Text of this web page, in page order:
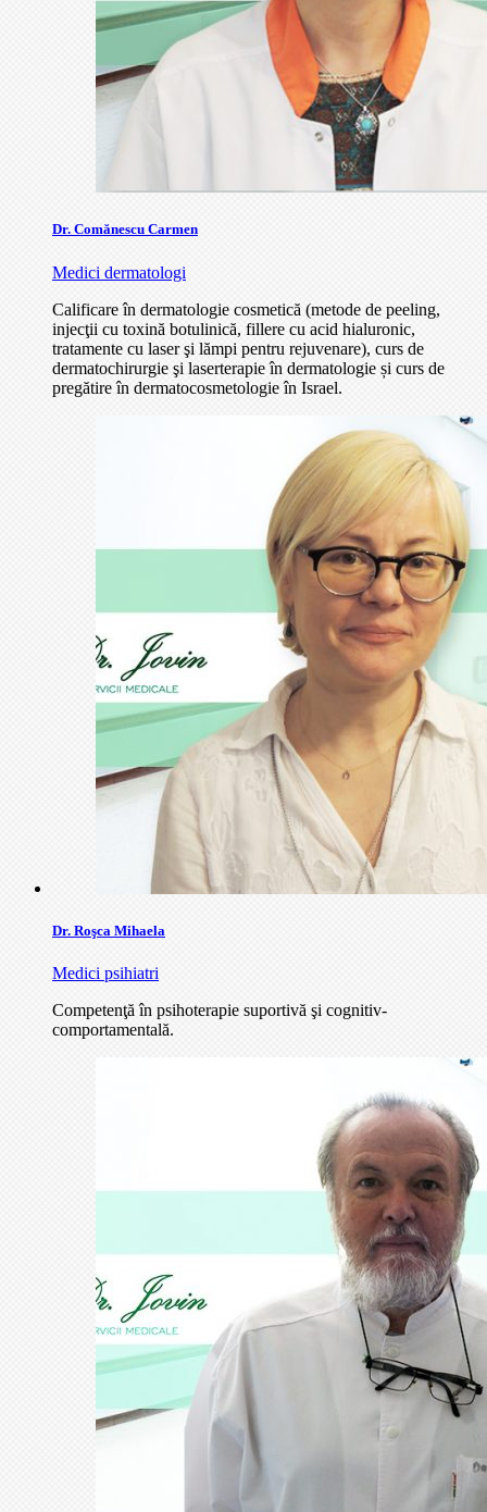
Dr. Comănescu Carmen
Medici dermatologi
Calificare în dermatologie cosmetică (metode de peeling,
injecţii cu toxină botulinică, fillere cu acid hialuronic,
tratamente cu laser şi lămpi pentru rejuvenare), curs de
dermatochirurgie şi laserterapie în dermatologie și curs de
pregătire în dermatocosmetologie în Israel.
Dr. Roşca Mihaela
Medici psihiatri
Competenţă în psihoterapie suportivă şi cognitiv-
comportamentală.